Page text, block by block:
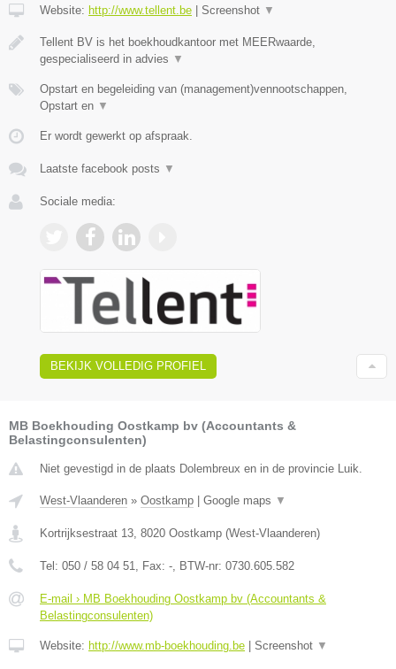
Website: http://www.tellent.be | Screenshot ▼
Tellent BV is het boekhoudkantoor met MEERwaarde,
gespecialiseerd in advies ▼
Opstart en begeleiding van (management)vennootschappen,
Opstart en ▼
Er wordt gewerkt op afspraak.
Laatste facebook posts ▼
Sociale media:
BEKIJK VOLLEDIG PROFIEL
MB Boekhouding Oostkamp bv (Accountants &
Belastingconsulenten)
Niet gevestigd in de plaats Dolembreux en in de provincie Luik.
West-Vlaanderen » Oostkamp Google maps ▼
Kortrijksestraat 13 8020 Oostkamp (West-Vlaanderen)
Tel: 050 / 58 04 51 , Fax: - , BTW-nr: 0730.605.582
E-mail › MB Boekhouding Oostkamp bv (Accountants &
Belastingconsulenten)
Website: http://www.mb-boekhouding.be Screenshot ▼